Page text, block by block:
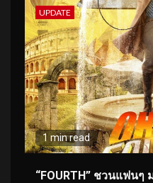
UPDATE
1 min read
“FOURTH” ชวนแฟนๆ